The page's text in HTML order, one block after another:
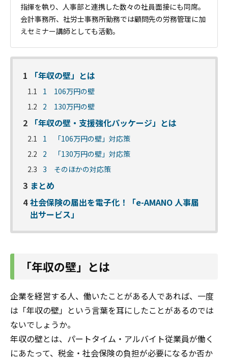
指揮を執り、人事部と連携した数々の社員面接にも同席。
会計事務所、社労士事務所勤務では顧問先の労務管理に加
えセミナー講師としても活動。
1 「年収の壁」とは
1.1
1 106万円の壁
1.2
2 130万円の壁
2 「年収の壁・支援強化パッケージ」とは
2.1
1 「106万円の壁」対応策
2.2
2 「130万円の壁」対応策
2.3 3 そのほかの対応策
3 まとめ
4 社会保険の届出を電子化！「e-AMANO 人事届
出サービス」
「年収の壁」とは
企業を経営する人、働いたことがある人であれば、一度
は「年収の壁」という言葉を耳にしたことがあるのでは
ないでしょうか。
年収の壁とは、パートタイム・アルバイト従業員が働く
にあたって、税金・社会保険の負担が必要になるか否か